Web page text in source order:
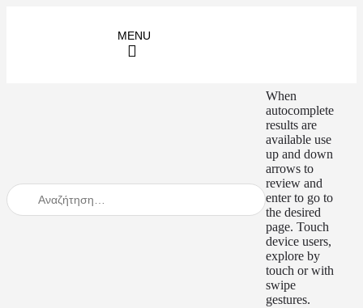
When
autocomplete
results are
available use
up and down
arrows to
review and
enter to go to
the desired
page. Touch
device users,
explore by
touch or with
swipe
gestures.